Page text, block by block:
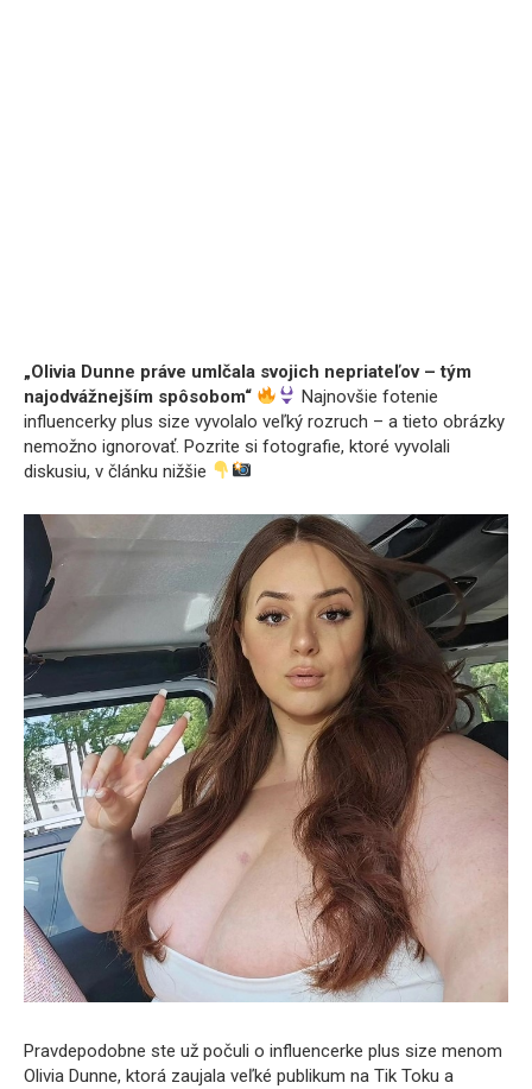
„Olivia Dunne práve umlčala svojich nepriateľov – tým
najodvážnejším spôsobom“
Najnovšie fotenie
influencerky plus size vyvolalo veľký rozruch – a tieto obrázky
nemožno ignorovať. Pozrite si fotografie, ktoré vyvolali
diskusiu, v článku nižšie
Pravdepodobne ste už počuli o influencerke plus size menom
Olivia Dunne, ktorá zaujala veľké publikum na Tik Toku a